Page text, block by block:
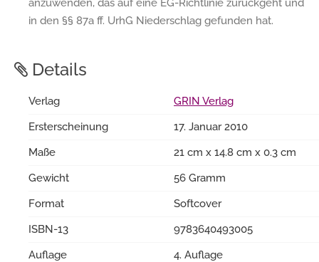
anzuwenden, das auf eine EG-Richtlinie zurückgeht und
in den §§ 87a ff. UrhG Niederschlag gefunden hat.
Details
Verlag
GRIN Verlag
Ersterscheinung
17. Januar 2010
Maße
21 cm x 14.8 cm x 0.3 cm
Gewicht
56 Gramm
Format
Softcover
ISBN-13
9783640493005
Auflage
4. Auflage